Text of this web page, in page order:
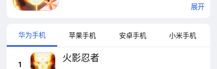
格、忍者必须死3、航海王热血航线、火影忍
十大火影忍者类手游排行榜
展开
华为手机 苹果手机 安卓手机 小米手机
1
火影忍者